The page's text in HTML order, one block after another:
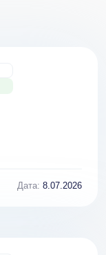
Дата: 8.07.2026